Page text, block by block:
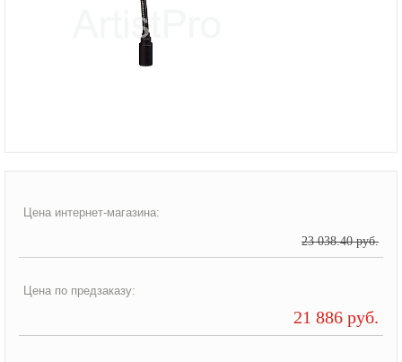
Цена интернет-магазина:
23 038.40 руб.
Цена по предзаказу:
21 886 руб.